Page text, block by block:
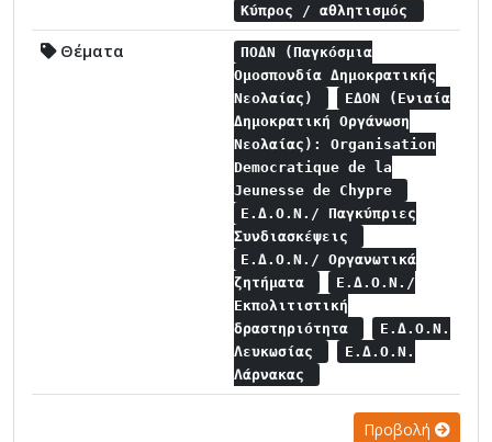
Κύπρος / αθλητισμός
Θέματα
ΠΟΔΝ (Παγκόσμια
Ομοσπονδία Δημοκρατικής
Νεολαίας)
ΕΔΟΝ (Ενιαία
Δημοκρατική Οργάνωση
Νεολαίας): Organisation
Democratique de la
Jeunesse de Chypre
Ε.Δ.Ο.Ν./ Παγκύπριες
Συνδιασκέψεις
Ε.Δ.Ο.Ν./ Οργανωτικά
ζητήματα
Ε.Δ.Ο.Ν./
Εκπολιτιστική
δραστηριότητα
Ε.Δ.Ο.Ν.
Λευκωσίας
Ε.Δ.Ο.Ν.
Λάρνακας
Προβολή